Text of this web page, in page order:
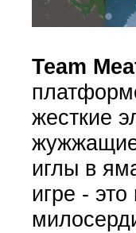
Team
жесткие
иглы в
игре -